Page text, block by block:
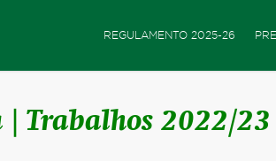
REGULAMENTO 2025-26
| Trabalhos 2022/23